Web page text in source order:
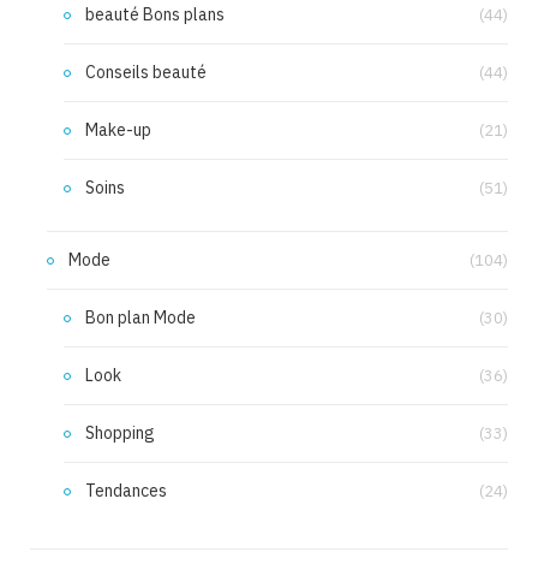
beauté Bons plans (44)
Conseils beauté (44)
Make-up (21)
Soins (51)
Mode (104)
Bon plan Mode (30)
Look (36)
Shopping (33)
Tendances (24)